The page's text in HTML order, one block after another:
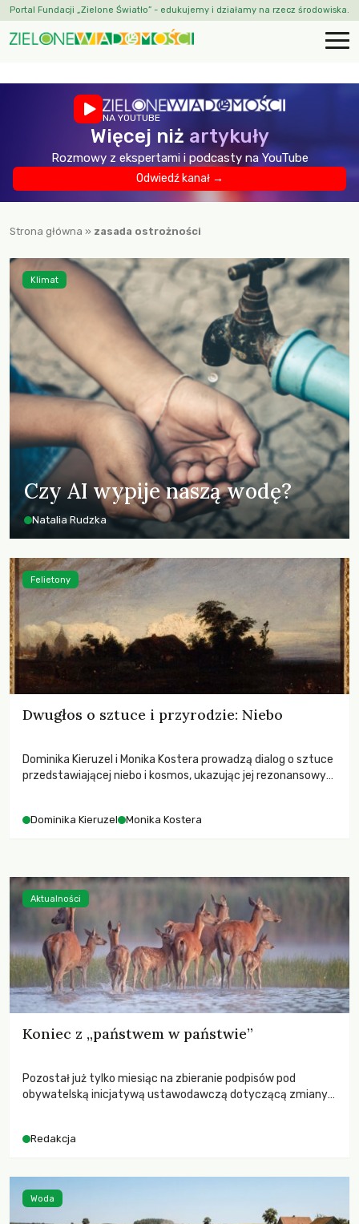
Portal Fundacji „Zielone Światło” - edukujemy i działamy na rzecz środowiska.
NA YOUTUBE
Więcej niż artykuły
Rozmowy z ekspertami i podcasty na YouTube
Odwiedź kanał →
Strona główna » zasada ostrożności
Czy AI wypije naszą wodę?
Natalia Rudzka
Klimat
Dwugłos o sztuce i przyrodzie: Niebo
Dominika Kieruzel i Monika Kostera prowadzą dialog o sztuce
przedstawiającej niebo i kosmos, ukazując jej rezonansowy
Dominika Kieruzel Monika Kostera
Felietony
Koniec z „państwem w państwie”
Pozostał już tylko miesiąc na zbieranie podpisów pod
obywatelską inicjatywą ustawodawczą dotyczącą zmiany
niezwykle korzystne rozwiązania dla przyrody i zwierząt,
funkcjonowania łowiectwa w Polsce.
Redakcja
Aktualności
Woda